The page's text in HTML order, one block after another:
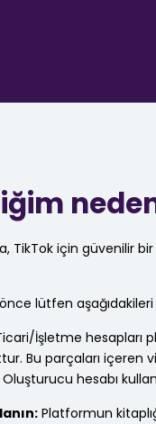
TikTok için
lütfen aşağıdakileri
İşletme hesapları
Bu parçaları
hesabı
Platformun